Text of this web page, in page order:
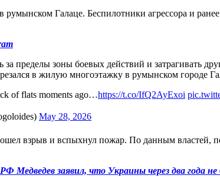
Галаце. Беспилотники агрессора и
пределы зоны боевых действий и затрагивать
в жилую многоэтажку в румынском городе
of flats moments ago…https://t.co/IfQ2AyExoi
May 28, 2026
взрыв и вспыхнул пожар. По данным властей,
Медведев заявил, что Украины через два года не